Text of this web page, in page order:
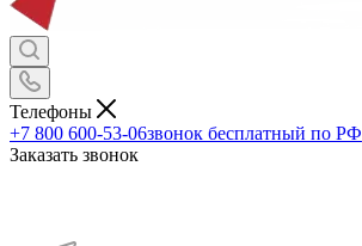
Телефоны
+7 800 600-53-06звонок бесплатный по РФ
Заказать звонок